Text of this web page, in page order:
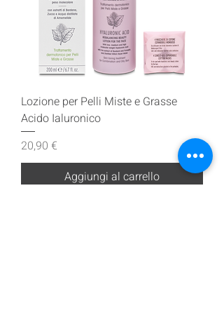
Lozione per Pelli Miste e Grasse
Acido Ialuronico
Prezzo
20,90 €
Aggiungi al carrello